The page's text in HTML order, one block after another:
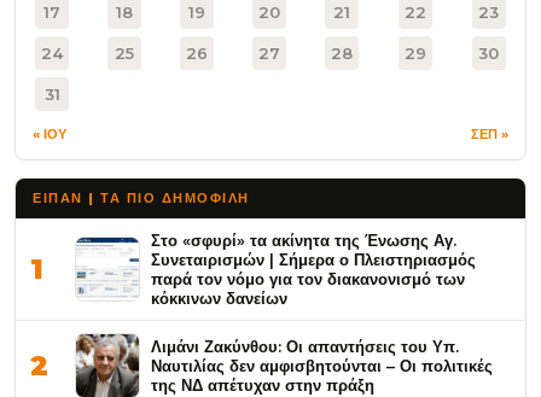
17 18 19 20 21 22 23
24 25 26 27 28 29 30
31
« ΙΟΥ ΣΕΠ »
ΕΙΠΑΝ | ΤΑ ΠΙΟ ΔΗΜΟΦΙΛΉ
1
Στο «σφυρί» τα ακίνητα της Ένωσης Αγ.
Συνεταιρισμών | Σήμερα ο Πλειστηριασμός
παρά τον νόμο για τον διακανονισμό των
κόκκινων δανείων
2
Λιμάνι Ζακύνθου: Οι απαντήσεις του Υπ.
Ναυτιλίας δεν αμφισβητούνται – Οι πολιτικές
της ΝΔ απέτυχαν στην πράξη